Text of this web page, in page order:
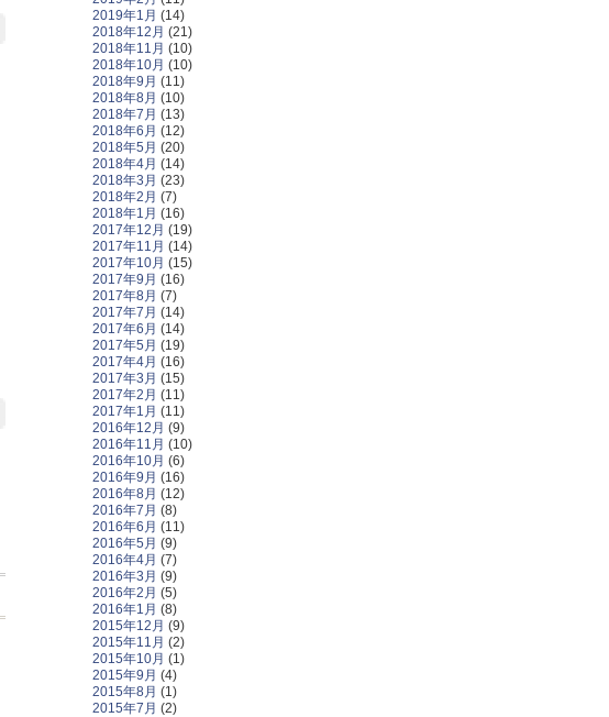
2019年1月 (14)
2018年12月 (21)
2018年11月 (10)
2018年10月 (10)
2018年9月 (11)
2018年8月 (10)
2018年7月 (13)
2018年6月 (12)
2018年5月 (20)
2018年4月 (14)
2018年3月 (23)
2018年2月 (7)
2018年1月 (16)
2017年12月 (19)
2017年11月 (14)
2017年10月 (15)
2017年9月 (16)
2017年8月 (7)
2017年7月 (14)
2017年6月 (14)
2017年5月 (19)
2017年4月 (16)
2017年3月 (15)
2017年2月 (11)
2017年1月 (11)
2016年12月 (9)
2016年11月 (10)
2016年10月 (6)
2016年9月 (16)
2016年8月 (12)
2016年7月 (8)
2016年6月 (11)
2016年5月 (9)
2016年4月 (7)
2016年3月 (9)
2016年2月 (5)
2016年1月 (8)
2015年12月 (9)
2015年11月 (2)
2015年10月 (1)
2015年9月 (4)
2015年8月 (1)
2015年7月 (2)